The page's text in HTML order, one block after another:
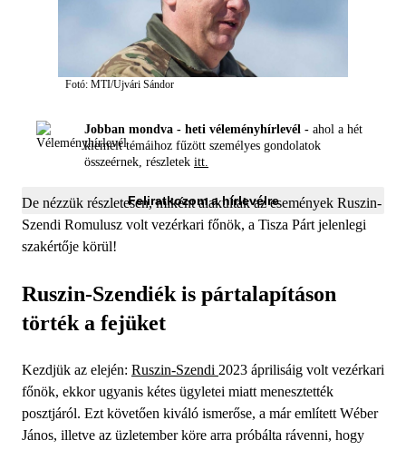
Fotó: MTI/Ujvári Sándor
Jobban mondva - heti véleményhírlevél - ahol a hét
kiemelt témáihoz fűzött személyes gondolatok
összeérnek, részletek itt.
Feliratkozom a hírlevélre
De nézzük részletesen, miként alakultak az események Ruszin-
Szendi Romulusz volt vezérkari főnök, a Tisza Párt jelenlegi
szakértője körül!
Ruszin-Szendiék is pártalapításon
törték a fejüket
Kezdjük az elején: Ruszin-Szendi 2023 áprilisáig volt vezérkari
főnök, ekkor ugyanis kétes ügyletei miatt menesztették
posztjáról. Ezt követően kiváló ismerőse, a már említett Wéber
János, illetve az üzletember köre arra próbálta rávenni, hogy